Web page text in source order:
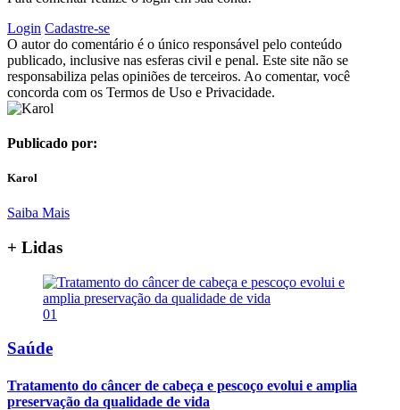
Login Cadastre-se
O autor do comentário é o único responsável pelo conteúdo
publicado, inclusive nas esferas civil e penal. Este site não se
responsabiliza pelas opiniões de terceiros. Ao comentar, você
concorda com os Termos de Uso e Privacidade.
Publicado por:
Karol
Saiba Mais
+ Lidas
01
Saúde
Tratamento do câncer de cabeça e pescoço evolui e amplia
preservação da qualidade de vida